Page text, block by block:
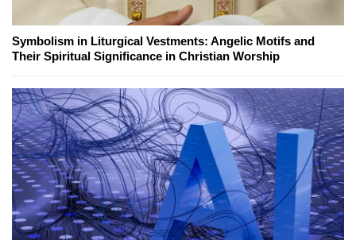
Symbolism in Liturgical Vestments: Angelic Motifs and
Their Spiritual Significance in Christian Worship